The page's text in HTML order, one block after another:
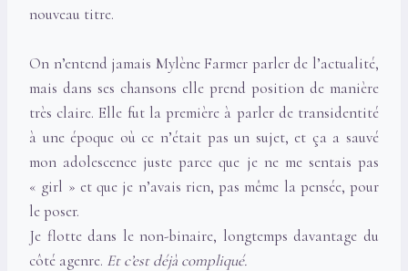
nouveau titre.
On n’entend jamais Mylène Farmer parler de l’actualité,
mais dans ses chansons elle prend position de manière
très claire. Elle fut la première à parler de transidentité
à une époque où ce n’était pas un sujet, et ça a sauvé
mon adolescence juste parce que je ne me sentais pas
« girl » et que je n’avais rien, pas même la pensée, pour
le poser.
Je flotte dans le non-binaire, longtemps davantage du
côté agenre. Et c’est déjà compliqué.